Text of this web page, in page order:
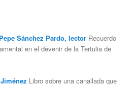
Sánchez Pardo, lectorRecuerdo
en el devenir de la Tertulia de
Libro sobre una canallada que